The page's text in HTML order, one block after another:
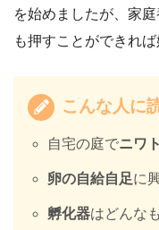
を始めましたが、家
も押すことができれば
こんな人に
自宅の庭でニワ
卵の自給自足に
孵化器はどんな